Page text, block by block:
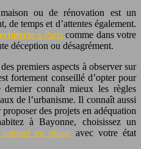
ou de rénovation est un
de temps et d’attentes également.
à Paris comme dans votre
déception ou désagrément.
premiers aspects à observer sur
fortement conseillé d’opter pour
connaît mieux les règles
de l’urbanisme. Il connaît aussi
des projets en adéquation
à Bayonne, choisissez un
en phase avec votre état